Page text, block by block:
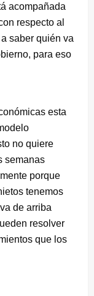
acompañada
respecto al
saber quién va
para eso
esta
no quiere
semanas
porque
tenemos
de arriba
resolver
que los